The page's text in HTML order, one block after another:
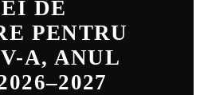
DE
PENTRU
A, ANUL